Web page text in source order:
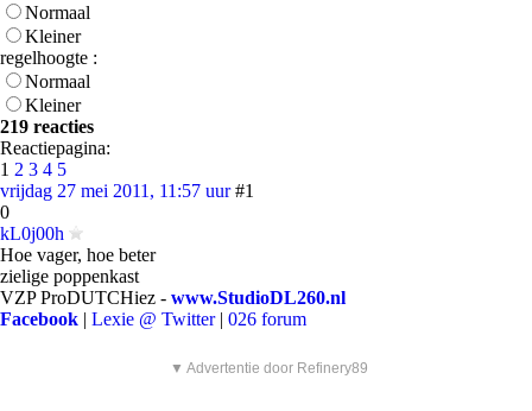
Normaal
Kleiner
regelhoogte :
Normaal
Kleiner
219 reacties
Reactiepagina:
1 2 3 4 5
vrijdag 27 mei 2011, 11:57 uur #1
0
kL0j00h
Hoe vager, hoe beter
zielige poppenkast
VZP ProDUTCHiez - www.StudioDL260.nl
Facebook | Lexie @ Twitter| 026 forum
▼ Advertentie door Refinery89